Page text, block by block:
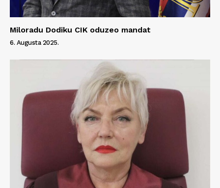
Miloradu Dodiku CIK oduzeo mandat
6. Augusta 2025.